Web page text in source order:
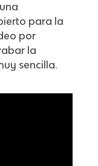
para la
por
la
sencilla.